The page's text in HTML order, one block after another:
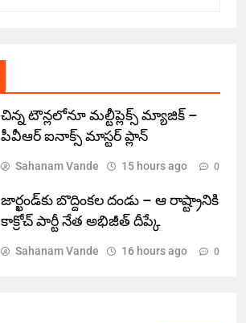
చిన్న టౌన్లలోనూ మల్టీప్లెక్స్‌ మ్యాజిక్ –
పీవీఆర్ ఐనాక్స్ మాస్టర్ ప్లాన్
Sahanam Vande 15 hours ago 0
జార్ఖండ్‌కు బొద్దింకల దండు – ఆ రాష్ట్రానికి
కాక్రోచ్ పార్టీ నేత అభిజీత్ దీప్కే
Sahanam Vande 16 hours ago 0